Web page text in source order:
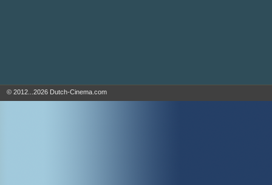
© 2012...2026 Dutch-Cinema.com